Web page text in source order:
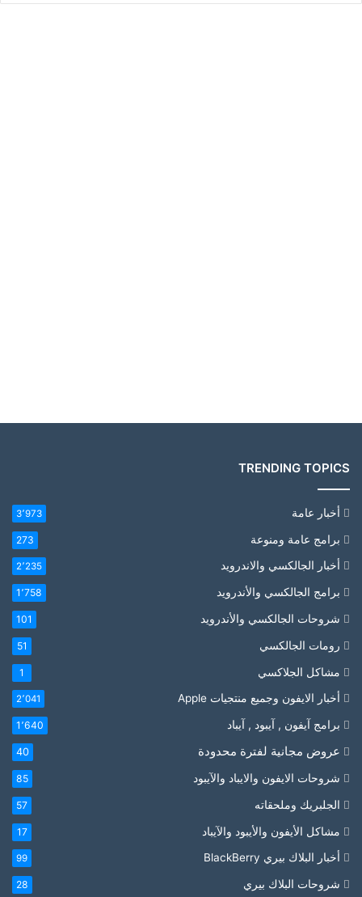
TRENDING TOPICS
أخبار عامة 3٬973
برامج عامة ومنوعة 273
أخبار الجالكسي والاندرويد 2٬235
برامج الجالكسي والأندرويد 1٬758
شروحات الجالكسي والأندرويد 101
رومات الجالكسي 51
مشاكل الجلاكسي 1
أخبار الايفون وجميع منتجيات Apple 2٬041
برامج آيفون , آيبود , آيباد 1٬640
عروض مجانية لفترة محدودة 40
شروحات الايفون والايباد والآيبود 85
الجلبريك وملحقاته 57
مشاكل الأيفون والأيبود والآيباد 17
أخبار البلاك بيري BlackBerry 99
شروحات البلاك بيري 28